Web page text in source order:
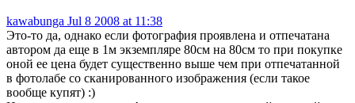
kawabunga Jul 8 2008 at 11:38
Это-то да, однако если фотография проявлена и отпечатана
автором да еще в 1м экземпляре 80см на 80см то при покупке
оной ее цена будет существенно выше чем при отпечатанной
в фотолабе со сканированного изображения (если такое
вообще купят) :)